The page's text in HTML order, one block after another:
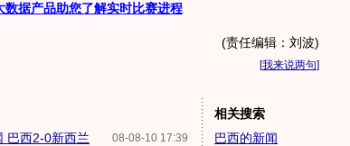
据产品助您了解实时比赛进程
(责任编辑：刘波)
[我来说两句]
08-08-10 17:39
巴西2-0新西兰
相关搜索
巴西的新闻